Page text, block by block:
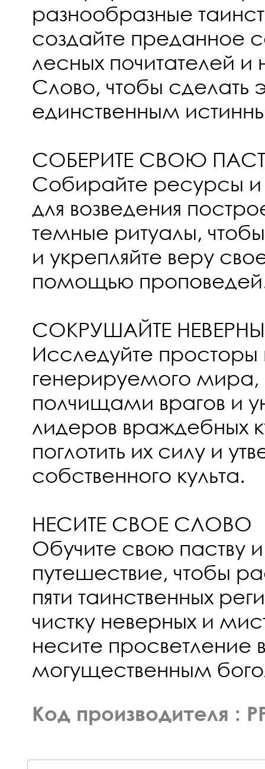
разнообразные
создайте преданное
лесных почитателей и
Слово, чтобы сделать
единственным
СОБЕРИТЕ СВОЮ
Собирайте ресурсы и
для возведения
темные ритуалы,
и укрепляйте веру
помощью
СОКРУШАЙТЕ
Исследуйте просторы
генерируемого
полчищами врагов и
лидеров враждебных
поглотить их силу и
собственного культа.
НЕСИТЕ СВОЕ СЛОВО
Обучите свою паству
путешествие, чтобы
пяти таинственных
чистку неверных и
несите просветление
могущественным
Код производителя :